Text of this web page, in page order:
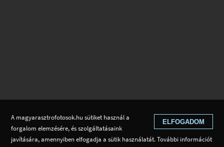
ELFOGADOM
A magyarasztrofotosok.hu sütiket használ a
forgalom elemzésére, és szolgáltatásaink
javítására, amennyiben elfogadja a sütik használatát. További információt